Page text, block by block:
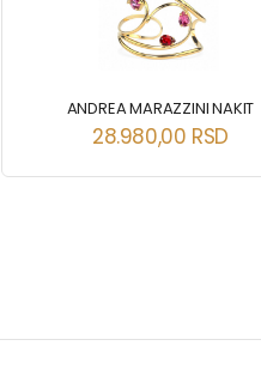
ANDREA MARAZZINI NAKIT
28.980,00 RSD